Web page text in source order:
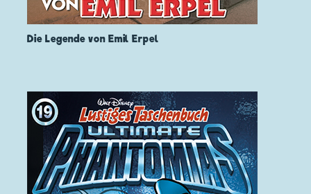
Die Legende von Emil Erpel